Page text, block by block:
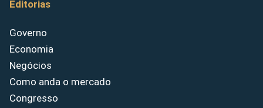
Editorias
Governo
Economia
Negócios
Como anda o mercado
Congresso